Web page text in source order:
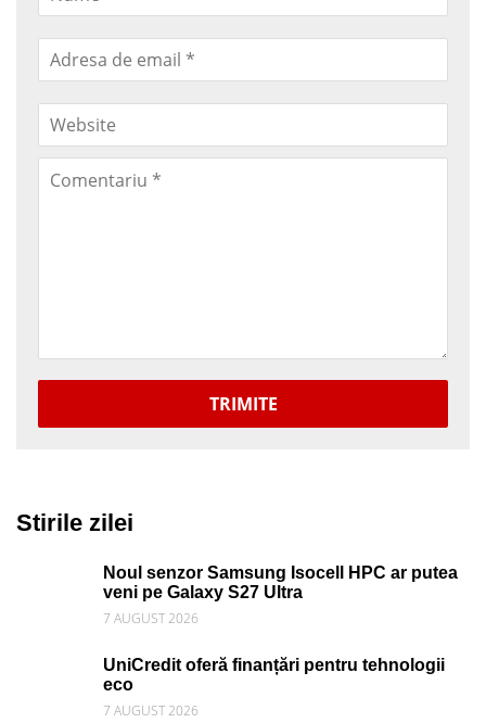
TRIMITE
Stirile zilei
Noul senzor Samsung Isocell HPC ar putea
veni pe Galaxy S27 Ultra
7 AUGUST 2026
UniCredit oferă finanțări pentru tehnologii
eco
7 AUGUST 2026